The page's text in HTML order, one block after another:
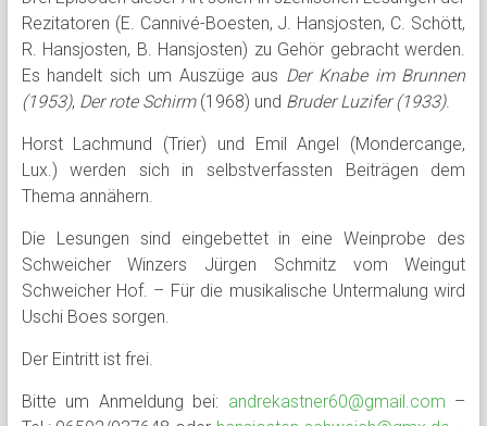
Rezitatoren (E. Cannivé-Boesten, J. Hansjosten, C. Schött,
R. Hansjosten, B. Hansjosten) zu Gehör gebracht werden.
Es handelt sich um Auszüge aus Der Knabe im Brunnen
(1953), Der rote Schirm(1968) und Bruder Luzifer (1933).
Horst Lachmund (Trier) und Emil Angel (Mondercange,
Lux.) werden sich in selbstverfassten Beiträgen dem
Thema annähern.
Die Lesungen sind eingebettet in eine Weinprobe des
Schweicher Winzers Jürgen Schmitz vom Weingut
Schweicher Hof. – Für die musikalische Untermalung wird
Uschi Boes sorgen.
Der Eintritt ist frei.
Bitte um Anmeldung bei: andrekastner60@gmail.com –